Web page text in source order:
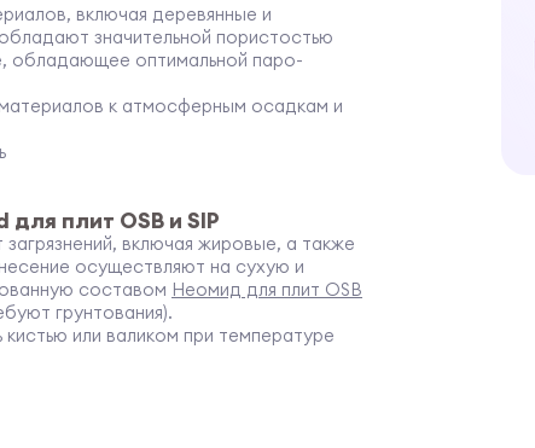
включая деревянные и
значительной пористостью
обладающее оптимальной паро-
к атмосферным осадкам и
плит OSB и SIP
включая жировые, а также
осуществляют на сухую и
составом Неомид для плит OSB
грунтования).
или валиком при температуре